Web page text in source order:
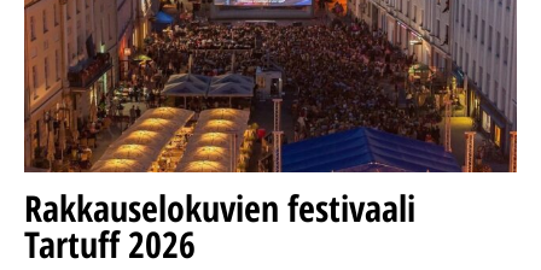
Rakkauselokuvien festivaali
Tartuff 2026